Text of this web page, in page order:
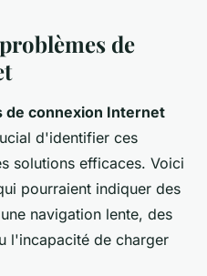
de
de connexion Internet
d'identifier ces
solutions efficaces. Voici
pourraient indiquer des
navigation lente, des
l'incapacité de charger